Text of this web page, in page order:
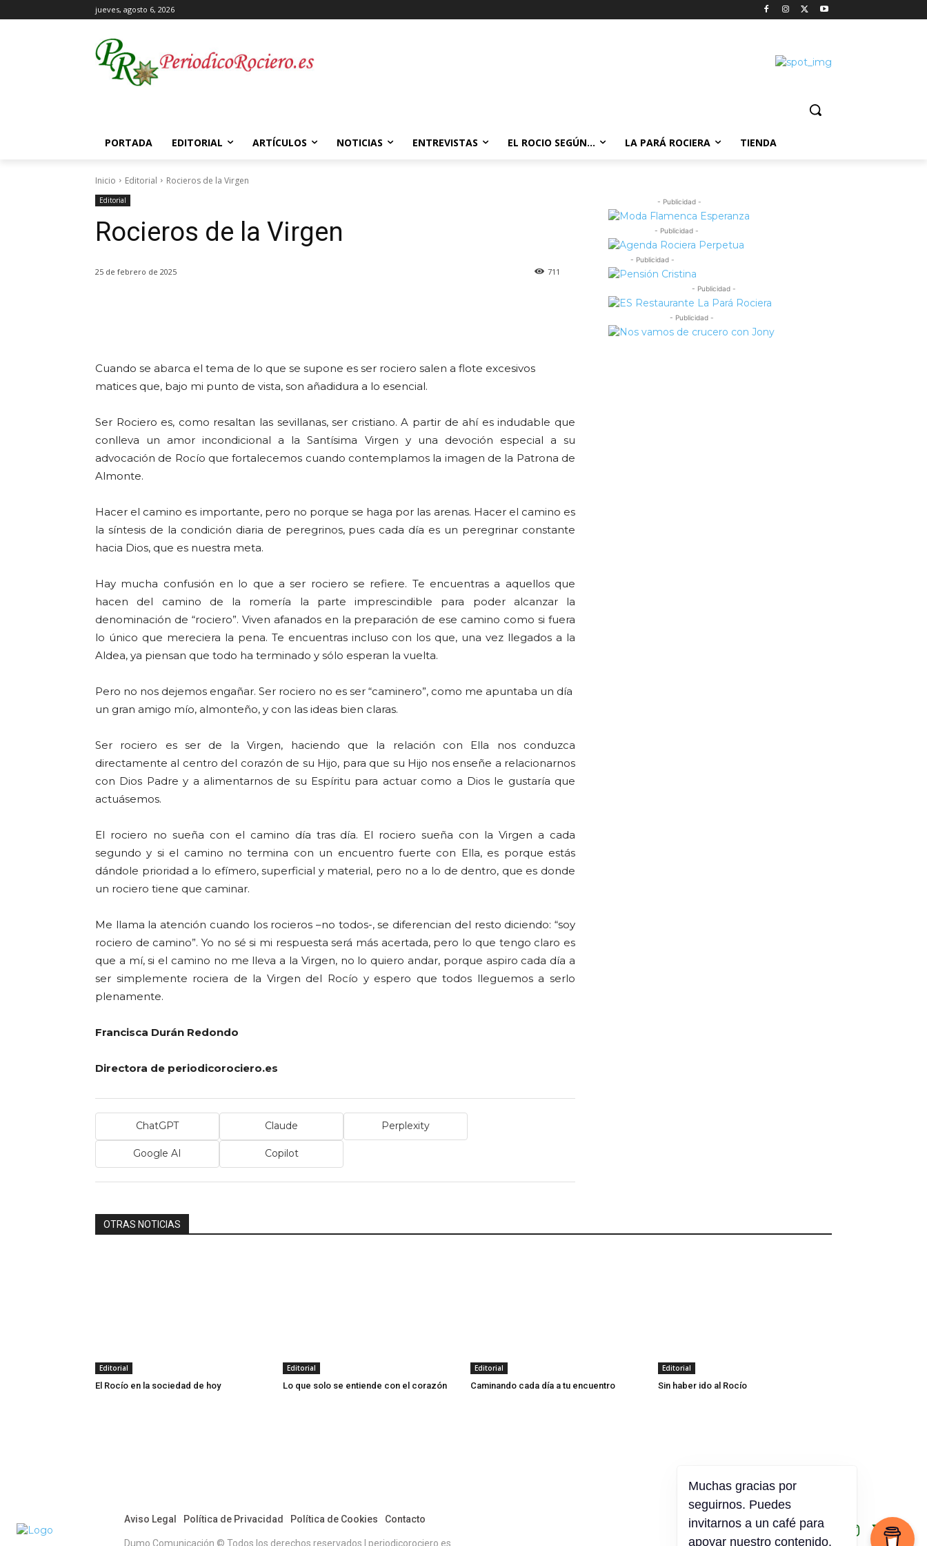
jueves, agosto 6, 2026
PORTADA EDITORIAL ARTÍCULOS NOTICIAS ENTREVISTAS EL ROCIO SEGÚN… LA PARÁ ROCIERA TIENDA
Inicio Editorial Rocieros de la Virgen
Editorial
Rocieros de la Virgen
25 de febrero de 2025 711
Cuando se abarca el tema de lo que se supone es ser rociero salen a flote excesivos
matices que, bajo mi punto de vista, son añadidura a lo esencial.
Ser Rociero es, como resaltan las sevillanas, ser cristiano. A partir de ahí es indudable que
conlleva un amor incondicional a la Santísima Virgen y una devoción especial a su
advocación de Rocío que fortalecemos cuando contemplamos la imagen de la Patrona de
Almonte.
Hacer el camino es importante, pero no porque se haga por las arenas. Hacer el camino es
la síntesis de la condición diaria de peregrinos, pues cada día es un peregrinar constante
hacia Dios, que es nuestra meta.
Hay mucha confusión en lo que a ser rociero se refiere. Te encuentras a aquellos que
hacen del camino de la romería la parte imprescindible para poder alcanzar la
denominación de “rociero”. Viven afanados en la preparación de ese camino como si fuera
lo único que mereciera la pena. Te encuentras incluso con los que, una vez llegados a la
Aldea, ya piensan que todo ha terminado y sólo esperan la vuelta.
Pero no nos dejemos engañar. Ser rociero no es ser “caminero”, como me apuntaba un día
un gran amigo mío, almonteño, y con las ideas bien claras.
Ser rociero es ser de la Virgen, haciendo que la relación con Ella nos conduzca
directamente al centro del corazón de su Hijo, para que su Hijo nos enseñe a relacionarnos
con Dios Padre y a alimentarnos de su Espíritu para actuar como a Dios le gustaría que
actuásemos.
El rociero no sueña con el camino día tras día. El rociero sueña con la Virgen a cada
segundo y si el camino no termina con un encuentro fuerte con Ella, es porque estás
dándole prioridad a lo efímero, superficial y material, pero no a lo de dentro, que es donde
un rociero tiene que caminar.
Me llama la atención cuando los rocieros –no todos-, se diferencian del resto diciendo: “soy
rociero de camino”. Yo no sé si mi respuesta será más acertada, pero lo que tengo claro es
que a mí, si el camino no me lleva a la Virgen, no lo quiero andar, porque aspiro cada día a
ser simplemente rociera de la Virgen del Rocío y espero que todos lleguemos a serlo
plenamente.
Francisca Durán Redondo
Directora de periodicorociero.es
ChatGPT Claude Perplexity
Google AI Copilot
- Publicidad -
- Publicidad -
- Publicidad -
- Publicidad -
- Publicidad -
OTRAS NOTICIAS
Editorial
El Rocío en la sociedad de hoy
Editorial
Lo que solo se entiende con el corazón
Editorial
Caminando cada día a tu encuentro
Editorial
Sin haber ido al Rocío
Aviso Legal Política de Privacidad Política de Cookies Contacto
Dumo Comunicación © Todos los derechos reservados | periodicorociero.es
Muchas gracias por
seguirnos. Puedes
invitarnos a un café para
apoyar nuestro contenido.